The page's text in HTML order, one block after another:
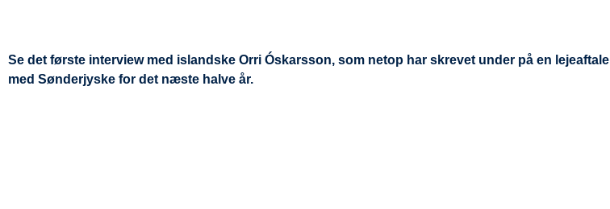
Se det første interview med islandske Orri Óskarsson, som netop har skrevet under på en lejeaftale
med Sønderjyske for det næste halve år.